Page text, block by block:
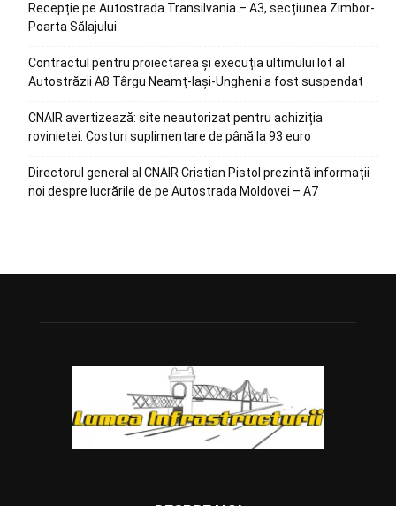
Recepție pe Autostrada Transilvania – A3, secțiunea Zimbor-
Poarta Sălajului
Contractul pentru proiectarea și execuția ultimului lot al
Autostrăzii A8 Târgu Neamț-Iași-Ungheni a fost suspendat
CNAIR avertizează: site neautorizat pentru achiziția
rovinietei. Costuri suplimentare de până la 93 euro
Directorul general al CNAIR Cristian Pistol prezintă informații
noi despre lucrările de pe Autostrada Moldovei – A7